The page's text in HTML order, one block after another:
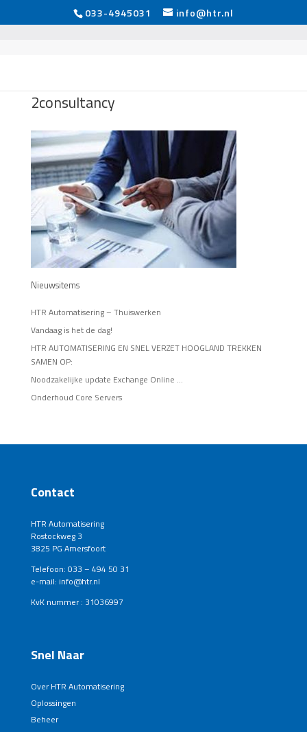
033-4945031 info@htr.nl
2consultancy
Nieuwsitems
HTR Automatisering – Thuiswerken
Vandaag is het de dag!
HTR AUTOMATISERING EN SNEL VERZET HOOGLAND TREKKEN
SAMEN OP:
Noodzakelijke update Exchange Online …
Onderhoud Core Servers
Contact
HTR Automatisering
Rostockweg 3
3825 PG Amersfoort
Telefoon: 033 – 494 50 31
e-mail: info@htr.nl
KvK nummer : 31036997
Snel Naar
Over HTR Automatisering
Oplossingen
Beheer